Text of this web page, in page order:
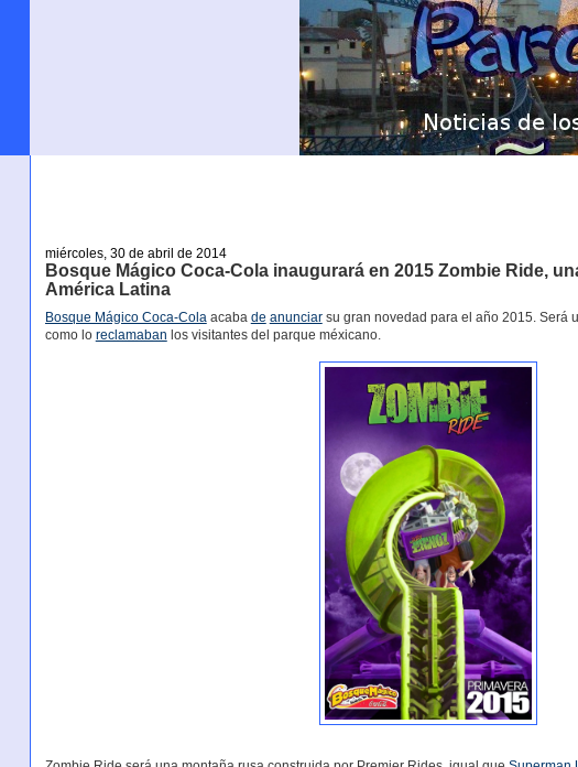
miércoles, 30 de abril de 2014
Bosque Mágico Coca-Cola inaugurará en 2015 Zombie Ride,
América Latina
Bosque Mágico Coca-Colaacaba de anunciarsu gran novedad para el año 2015. Será
como lo reclamaban los visitantes del parque méxicano.